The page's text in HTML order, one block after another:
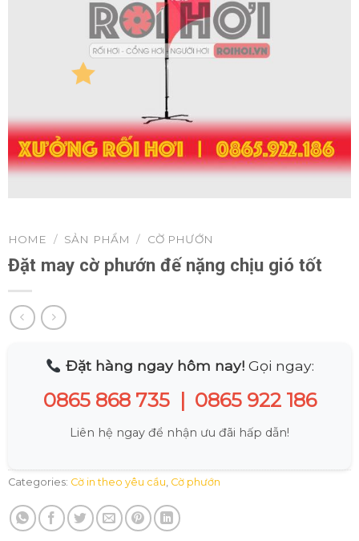
HOME / SẢN PHẨM / CỜ PHƯỚN
Đặt may cờ phướn đế nặng chịu gió tốt
Đặt hàng ngay hôm nay!Gọi ngay:
0865 868 735| 0865 922 186
Liên hệ ngay để nhận ưu đãi hấp dẫn!
Categories: Cờ in theo yêu cầu, Cờ phướn